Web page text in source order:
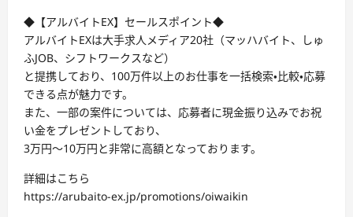
◆【アルバイトEX】セールスポイント◆
アルバイトEXは大手求人メディア20社（マッハバイト、しゅ
ふJOB、シフトワークスなど）
と提携しており、100万件以上のお仕事を一括検索・比較・応募
できる点が魅力です。
また、一部の案件については、応募者に現金振り込みでお祝
い金をプレゼントしており、
3万円〜10万円と非常に高額となっております。
詳細はこちら
https://arubaito-ex.jp/promotions/oiwaikin